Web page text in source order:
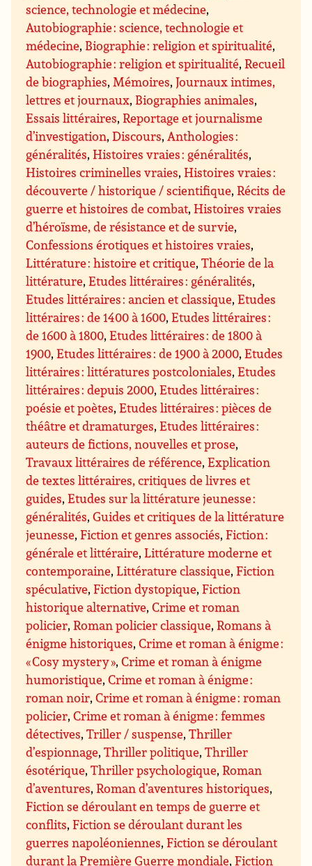
science, technologie et médecine,
Autobiographie : science, technologie et
médecine, Biographie : religion et spiritualité,
Autobiographie : religion et spiritualité,Recueil
de biographies,Mémoires,Journaux intimes,
lettres et journaux, Biographies animales,
Essais littéraires,Reportage et journalisme
d’investigation,Discours,Anthologies :
généralités,Histoires vraies : généralités,
Histoires criminelles vraies,Histoires vraies :
découverte / historique / scientifique,Récits de
guerre et histoires de combat,Histoires vraies
d’héroïsme, de résistance et de survie,
Confessions érotiques et histoires vraies,
Littérature : histoire et critique,Théorie de la
littérature,Etudes littéraires : généralités,
Etudes littéraires : ancien et classique,Etudes
littéraires : de 1400 à 1600,Etudes littéraires :
de 1600 à 1800,Etudes littéraires : de 1800 à
1900,Etudes littéraires : de 1900 à 2000,Etudes
littéraires : littératures postcoloniales,Etudes
littéraires : depuis 2000,Etudes littéraires :
poésie et poètes,Etudes littéraires : pièces de
théâtre et dramaturges,Etudes littéraires :
auteurs de fictions, nouvelles et prose,
Travaux littéraires de référence,Explication
de textes littéraires, critiques de livres et
guides,Etudes sur la littérature jeunesse :
généralités,Guides et critiques de la littérature
jeunesse,Fiction et genres associés,Fiction :
générale et littéraire,Littérature moderne et
contemporaine,Littérature classique,Fiction
spéculative,Fiction dystopique,Fiction
historique alternative,Crime et roman
policier,Roman policier classique,Romans à
énigme historiques,Crime et roman à énigme :
« Cosy mystery »,Crime et roman à énigme
humoristique,Crime et roman à énigme :
roman noir,Crime et roman à énigme : roman
policier,Crime et roman à énigme : femmes
détectives,Triller / suspense,Thriller
d’espionnage,Thriller politique,Thriller
ésotérique,Thriller psychologique,Roman
d’aventures,Roman d’aventures historiques,
Fiction se déroulant en temps de guerre et
conflits,Fiction se déroulant durant les
guerres napoléoniennes,Fiction se déroulant
durant la Première Guerre mondiale,Fiction